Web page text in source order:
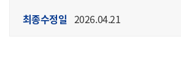
최종수정일 2026.04.21